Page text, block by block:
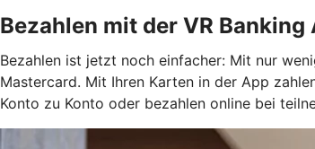
Bezahlen mit der VR Banking
Bezahlen ist jetzt noch einfacher: Mit nur
Mastercard. Mit Ihren Karten in der App
Konto zu Konto oder bezahlen online bei